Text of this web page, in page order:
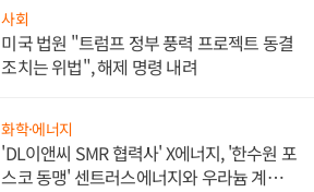
사회
미국 법원 "트럼프 정부 풍력 프로젝트 동결
조치는 위법", 해제 명령 내려
화학·에너지
'DL이앤씨 SMR 협력사' X에너지, '한수원 포
스코 동맹' 센트러스에너지와 우라늄 계약